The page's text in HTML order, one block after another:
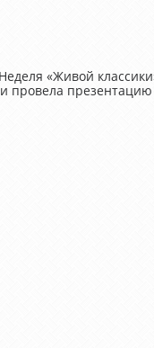
«Живой
провела